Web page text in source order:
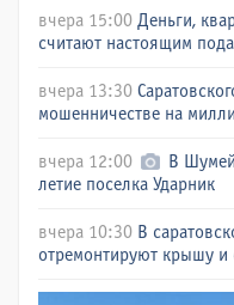
вчера 15:00 Деньги,
считают настоящим
вчера 13:30
мошенничестве на
вчера 12:00
В
летие поселка Ударник
вчера 10:30 В
отремонтируют крышу и